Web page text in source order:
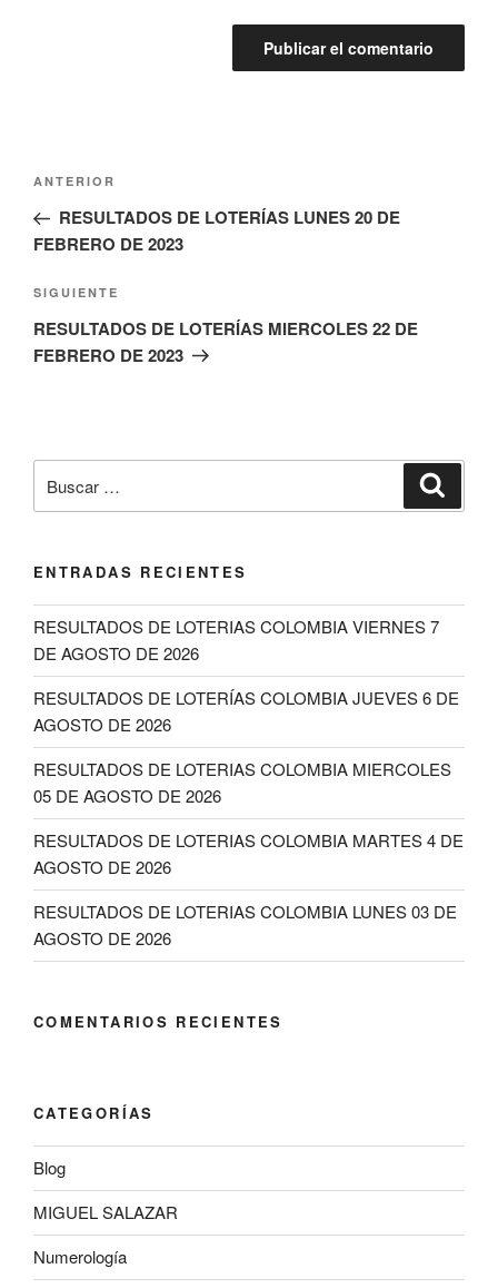
Navegación
entradas
Entrada
anterior:
ANTERIOR
RESULTADOS DE LOTERÍAS LUNES 20 DE
FEBRERO DE 2023
Siguiente
entrada
SIGUIENTE
RESULTADOS DE LOTERÍAS MIERCOLES 22 DE
FEBRERO DE 2023
por:
ENTRADAS RECIENTES
RESULTADOS DE LOTERIAS COLOMBIA VIERNES 7
DE AGOSTO DE 2026
RESULTADOS DE LOTERÍAS COLOMBIA JUEVES 6 DE
AGOSTO DE 2026
RESULTADOS DE LOTERIAS COLOMBIA MIERCOLES
05 DE AGOSTO DE 2026
RESULTADOS DE LOTERIAS COLOMBIA MARTES 4 DE
AGOSTO DE 2026
RESULTADOS DE LOTERIAS COLOMBIA LUNES 03 DE
AGOSTO DE 2026
COMENTARIOS RECIENTES
CATEGORÍAS
Blog
MIGUEL SALAZAR
Numerología